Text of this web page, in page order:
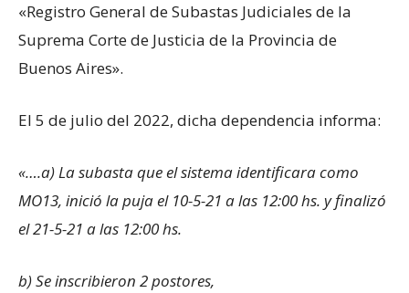
«Registro General de Subastas Judiciales de la
Suprema Corte de Justicia de la Provincia de
Buenos Aires».
El 5 de julio del 2022, dicha dependencia informa:
«….a) La subasta que el sistema identificara como
MO13, inició la puja el 10-5-21 a las 12:00 hs. y finalizó
el 21-5-21 a las 12:00 hs.
b) Se inscribieron 2 postores,